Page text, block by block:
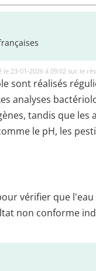
23-01-2026 à 09:02 sur le
sont réalisés
analyses
tandis que les
le pH, les
vérifier que
non conforme